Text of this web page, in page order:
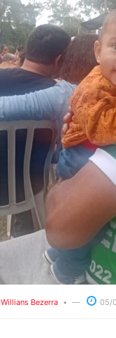
Willians Bezerra 05/